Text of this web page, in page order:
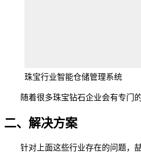
珠宝行业智能仓储管理系统
随着很多珠宝钻石企业会有专门的
二、解决方案
针对上面这些行业存在的问题，喆